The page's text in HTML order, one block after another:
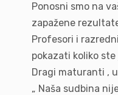
Ponosni smo na
zapažene
Profesori i
pokazati koliko
Dragi maturanti ,
„ Naša sudbina